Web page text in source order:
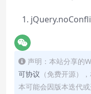
声明：本站分享的
可协议 （免费开源）
本可能会因版本迭代